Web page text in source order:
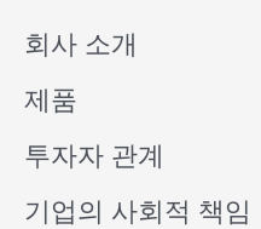
회사 소개
제품
투자자 관계
기업의 사회적 책임